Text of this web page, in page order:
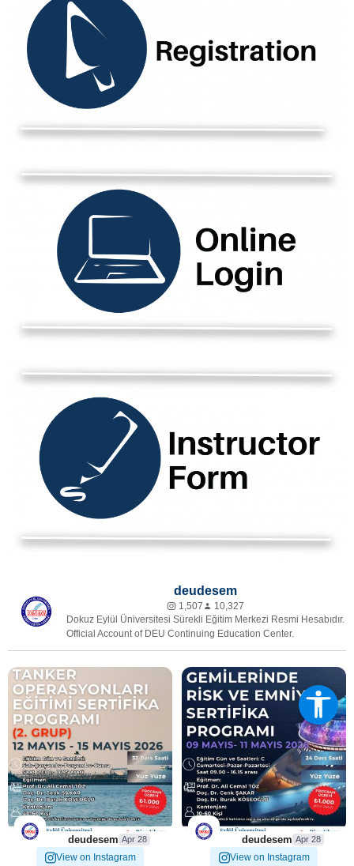
deudesem
1,507
10,327
Dokuz Eylül Üniversitesi Sürekli Eğitim Merkezi Resmi Hesabıdır.
Official Account of DEU Continuing Education Center.
⚓ Uygulamalı Tanker
Operasyonları Eğitimi
4 0
deudesem Apr 28
View on Instagram
🚢 Yolcu Gemilerinde Risk ve
Emniyet Sertifika
5 0
deudesem Apr 28
View on Instagram